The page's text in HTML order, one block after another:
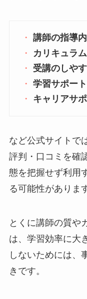
講師の指導
カリキュラ
受講のしや
学習サポー
キャリアサ
など公式サイトで
評判・口コミを確
態を把握せず利用
る可能性がありま
とくに講師の質や
は、学習効率に大
しないためには、
きです。